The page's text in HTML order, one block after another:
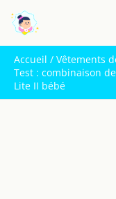
contenu
Accueil
Vêtements
Test : combinaison
Lite II bébé
e
c
h
e